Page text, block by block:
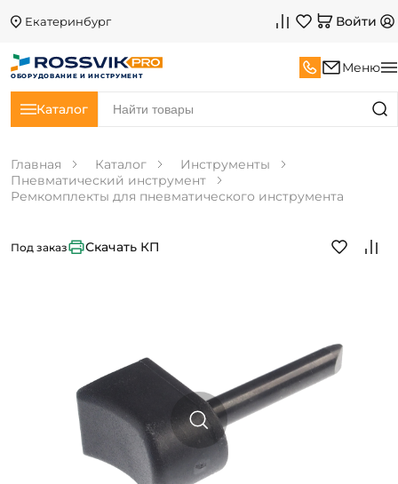
Екатеринбург Войти
ОБОРУДОВАНИЕ И ИНСТРУМЕНТ
Меню
Каталог
Главная Каталог
Инструменты
Пневматический инструмент
Ремкомплекты для пневматического инструмента
Под заказ Скачать КП